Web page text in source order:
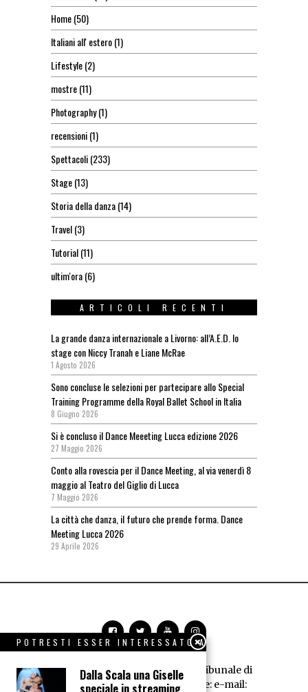
Home(50)
Italiani all' estero(1)
Lifestyle(2)
mostre(11)
Photography(1)
recensioni(1)
Spettacoli(233)
Stage(13)
Storia della danza(14)
Travel(3)
Tutorial(11)
ultim'ora(6)
ARTICOLI RECENTI
La grande danza internazionale a Livorno: all’A.E.D. lo
stage con Niccy Tranah e Liane McRae
1 Agosto 2026
Sono concluse le selezioni per partecipare allo Special
Training Programme della Royal Ballet School in Italia
8 Giugno 2026
Si è concluso il Dance Meeeting Lucca edizione 2026
27 Maggio 2026
Conto alla rovescia per il Dance Meeting, al via venerdì 8
maggio al Teatro del Giglio di Lucca
7 Maggio 2026
La città che danza, il futuro che prende forma. Dance
Meeting Lucca 2026
29 Aprile 2026
Dance News - Registrazione Tribunale di
Livorno n° 594/95 - Redazione: e-mail:
POTRESTI ESSER INTERESSATO A
Dalla Scala una Giselle
speciale in streaming